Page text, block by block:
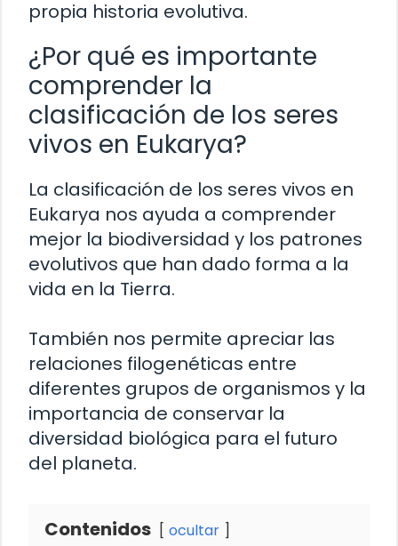
propia historia evolutiva.
¿Por qué es importante
comprender la
clasificación de los seres
vivos en Eukarya?
La clasificación de los seres vivos en
Eukarya nos ayuda a comprender
mejor la biodiversidad y los patrones
evolutivos que han dado forma a la
vida en la Tierra.
También nos permite apreciar las
relaciones filogenéticas entre
diferentes grupos de organismos y la
importancia de conservar la
diversidad biológica para el futuro
del planeta.
Contenidos ocultar